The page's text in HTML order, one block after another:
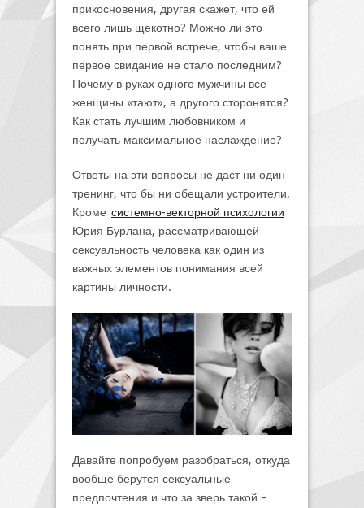
прикосновения, другая скажет, что ей
всего лишь щекотно? Можно ли это
понять при первой встрече, чтобы ваше
первое свидание не стало последним?
Почему в руках одного мужчины все
женщины «тают», а другого сторонятся?
Как стать лучшим любовником и
получать максимальное наслаждение?
Ответы на эти вопросы не даст ни один
тренинг, что бы ни обещали устроители.
Кроме системно-векторной психологии
Юрия Бурлана, рассматривающей
сексуальность человека как один из
важных элементов понимания всей
картины личности.
Давайте попробуем разобраться, откуда
вообще берутся сексуальные
предпочтения и что за зверь такой –